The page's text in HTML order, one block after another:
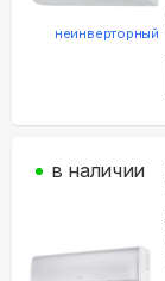
неинверторный
в наличии